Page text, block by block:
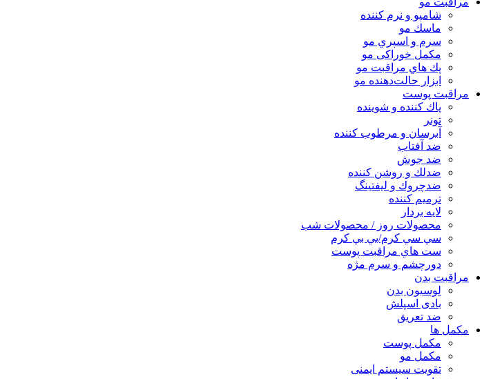
شامپو و نرم كننده
ماسك مو
سرم و اسپري مو
مكمل خوراكی مو
پك هاي مراقبت مو
ابزار حالت‌دهنده مو
مراقبت پوست
پاك كننده و شوينده
تونر
آبرسان و مرطوب كننده
ضد آفتاب
ضد جوش
ضدلك و روشن كننده
ضدچروك و ليفتينگ
ترميم كننده
لايه بردار
محصولات روز / محصولات شب
سي سي كرم/بي بي كرم
ست هاي مراقبت پوست
دورچشم و سرم مژه
مراقبت بدن
لوسیون بدن
بادی اسپلش
ضد تعریق
مكمل ها
مکمل پوست
مکمل مو
تقویت سیستم ایمنی